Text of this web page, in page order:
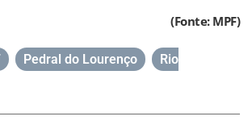
(Fonte: MPF)
Pedral do Lourenço
Rio